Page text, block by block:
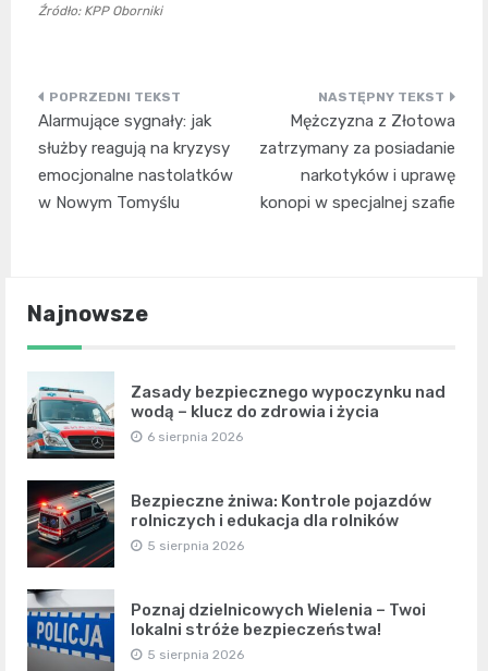
Źródło: KPP Oborniki
Nawigacja
wpisu
Alarmujące sygnały: jak
służby reagują na kryzysy
emocjonalne nastolatków
w Nowym Tomyślu
Mężczyzna z Złotowa
zatrzymany za posiadanie
narkotyków i uprawę
konopi w specjalnej szafie
Najnowsze
Zasady bezpiecznego wypoczynku nad
wodą – klucz do zdrowia i życia
6 sierpnia 2026
Bezpieczne żniwa: Kontrole pojazdów
rolniczych i edukacja dla rolników
5 sierpnia 2026
Poznaj dzielnicowych Wielenia – Twoi
lokalni stróże bezpieczeństwa!
5 sierpnia 2026